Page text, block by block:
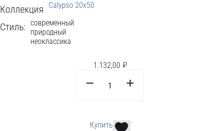
Коллекция Calypso 20x50
Стиль: современный
природный
неоклассика
₽
1.132,00
Купить